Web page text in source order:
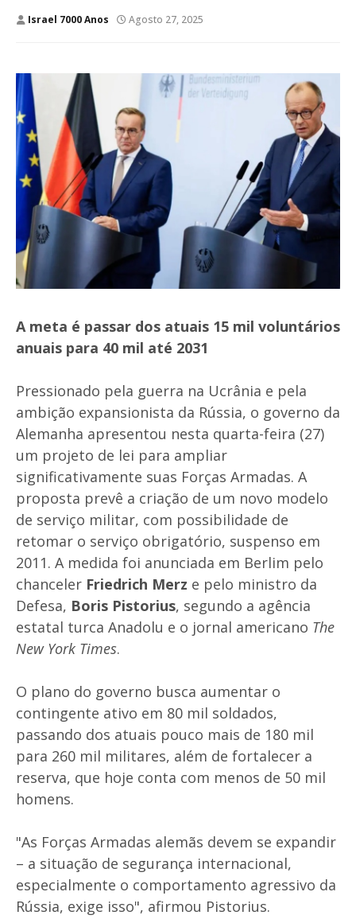
Israel 7000 Anos Agosto 27, 2025
A meta é passar dos atuais 15 mil voluntários
anuais para 40 mil até 2031
Pressionado pela guerra na Ucrânia e pela
ambição expansionista da Rússia, o governo da
Alemanha apresentou nesta quarta-feira (27)
um projeto de lei para ampliar
significativamente suas Forças Armadas. A
proposta prevê a criação de um novo modelo
de serviço militar, com possibilidade de
retomar o serviço obrigatório, suspenso em
2011. A medida foi anunciada em Berlim pelo
chanceler Friedrich Merz e pelo ministro da
Defesa, Boris Pistorius, segundo a agência
estatal turca Anadolu e o jornal americano The
New York Times.
O plano do governo busca aumentar o
contingente ativo em 80 mil soldados,
passando dos atuais pouco mais de 180 mil
para 260 mil militares, além de fortalecer a
reserva, que hoje conta com menos de 50 mil
homens.
"As Forças Armadas alemãs devem se expandir
– a situação de segurança internacional,
especialmente o comportamento agressivo da
Rússia, exige isso", afirmou Pistorius.